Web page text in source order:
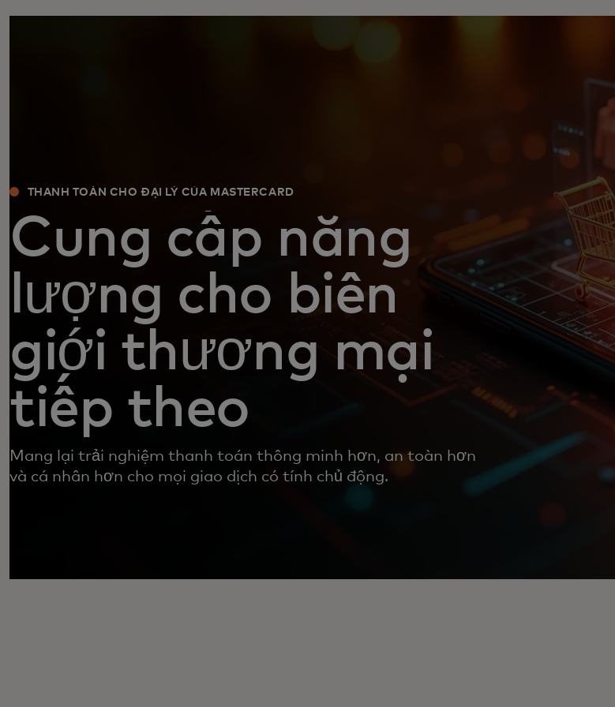
THANH TOÁN CHO ĐẠI LÝ CỦA MASTERCARD
Cung cấp năng
lượng cho biên
giới thương mại
tiếp theo
Mang lại trải nghiệm thanh toán thông minh hơn, an toàn hơn
và cá nhân hơn cho mọi giao dịch có tính chủ động.